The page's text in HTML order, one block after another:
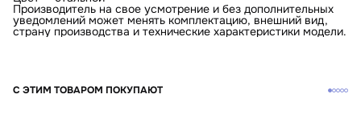
Производитель на свое усмотрение и без дополнительных
уведомлений может менять комплектацию, внешний вид,
страну производства и технические характеристики модели.
С ЭТИМ ТОВАРОМ ПОКУПАЮТ